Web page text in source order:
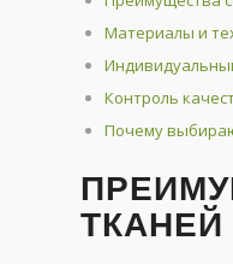
Материалы и
Контроль
Почему
ТКАНЕЙ